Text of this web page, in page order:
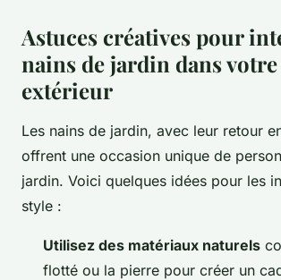
Astuces créatives pour
nains de jardin dans votre
extérieur
Les nains de jardin, avec leur retour
offrent une occasion unique de
jardin. Voici quelques idées pour les
style :
Utilisez des matériaux naturels
flotté ou la pierre pour créer un